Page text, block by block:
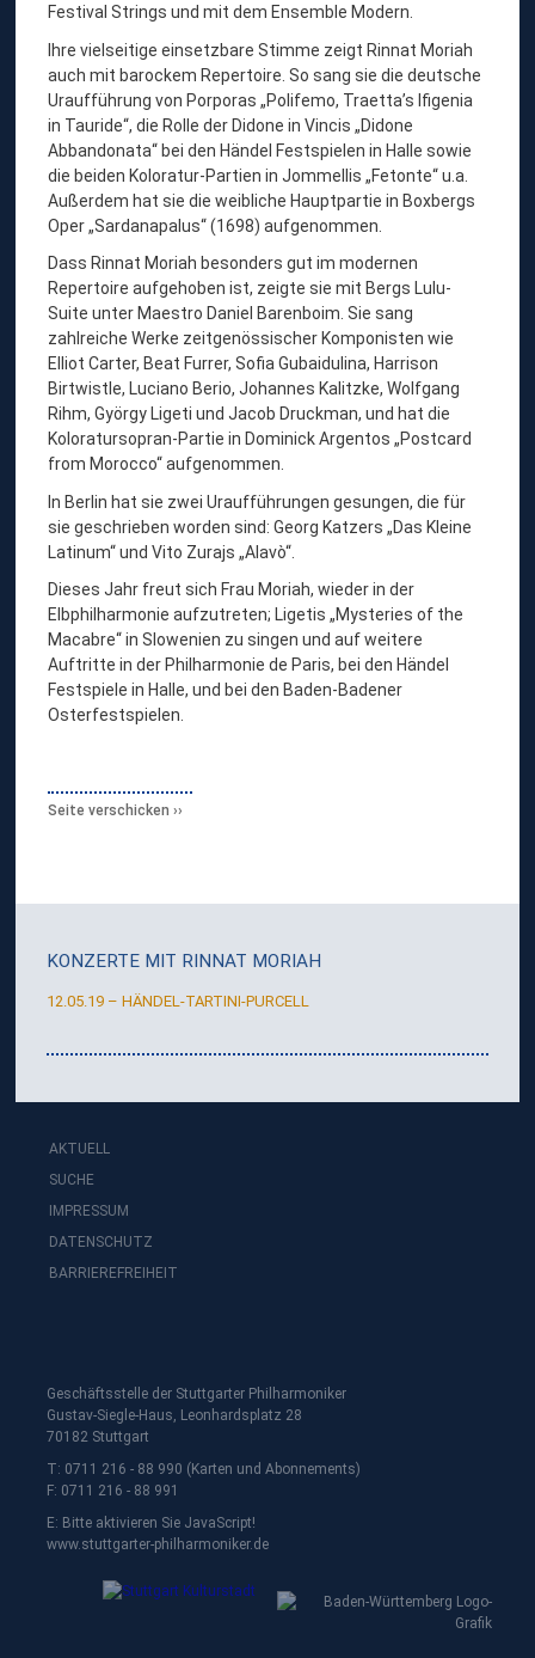
Festival Strings und mit dem Ensemble Modern.
Ihre vielseitige einsetzbare Stimme zeigt Rinnat Moriah
auch mit barockem Repertoire. So sang sie die deutsche
Uraufführung von Porporas „Polifemo, Traetta’s Ifigenia
in Tauride“, die Rolle der Didone in Vincis „Didone
Abbandonata“ bei den Händel Festspielen in Halle sowie
die beiden Koloratur-Partien in Jommellis „Fetonte“ u.a.
Außerdem hat sie die weibliche Hauptpartie in Boxbergs
Oper „Sardanapalus“ (1698) aufgenommen.
Dass Rinnat Moriah besonders gut im modernen
Repertoire aufgehoben ist, zeigte sie mit Bergs Lulu-
Suite unter Maestro Daniel Barenboim. Sie sang
zahlreiche Werke zeitgenössischer Komponisten wie
Elliot Carter, Beat Furrer, Sofia Gubaidulina, Harrison
Birtwistle, Luciano Berio, Johannes Kalitzke, Wolfgang
Rihm, György Ligeti und Jacob Druckman, und hat die
Koloratursopran-Partie in Dominick Argentos „Postcard
from Morocco“ aufgenommen.
In Berlin hat sie zwei Uraufführungen gesungen, die für
sie geschrieben worden sind: Georg Katzers „Das Kleine
Latinum“ und Vito Zurajs „Alavò“.
Dieses Jahr freut sich Frau Moriah, wieder in der
Elbphilharmonie aufzutreten; Ligetis „Mysteries of the
Macabre“ in Slowenien zu singen und auf weitere
Auftritte in der Philharmonie de Paris, bei den Händel
Festspiele in Halle, und bei den Baden-Badener
Osterfestspielen.
KONZERTE MIT RINNAT MORIAH
12.05.19 – HÄNDEL-TARTINI-PURCELL
Seite verschicken
AKTUELL
SUCHE
IMPRESSUM
DATENSCHUTZ
BARRIEREFREIHEIT
Geschäftsstelle der Stuttgarter Philharmoniker
Gustav-Siegle-Haus, Leonhardsplatz 28
70182 Stuttgart
T: 0711 216 - 88 990 (Karten und Abonnements)
F: 0711 216 - 88 991
E: Bitte aktivieren Sie JavaScript!
www.stuttgarter-philharmoniker.de